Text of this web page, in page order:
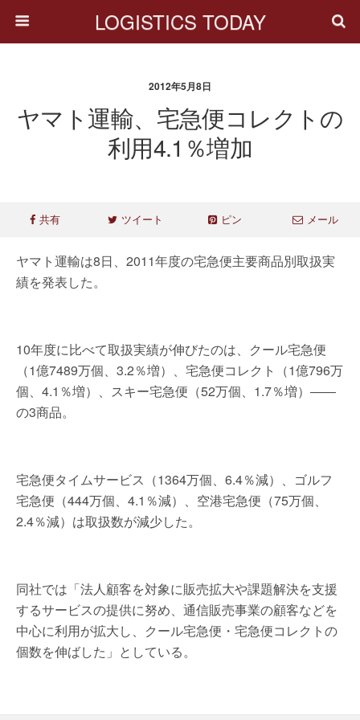
LOGISTICS TODAY
2012年5月8日
ヤマト運輸、宅急便コレクトの
利用4.1％増加
共有 ツイート ピン メール
ヤマト運輸は8日、2011年度の宅急便主要商品別取扱実
績を発表した。
10年度に比べて取扱実績が伸びたのは、クール宅急便
（1億7489万個、3.2％増）、宅急便コレクト（1億796万
個、4.1％増）、スキー宅急便（52万個、1.7％増）――
の3商品。
宅急便タイムサービス（1364万個、6.4％減）、ゴルフ
宅急便（444万個、4.1％減）、空港宅急便（75万個、
2.4％減）は取扱数が減少した。
同社では「法人顧客を対象に販売拡大や課題解決を支援
するサービスの提供に努め、通信販売事業の顧客などを
中心に利用が拡大し、クール宅急便・宅急便コレクトの
個数を伸ばした」としている。